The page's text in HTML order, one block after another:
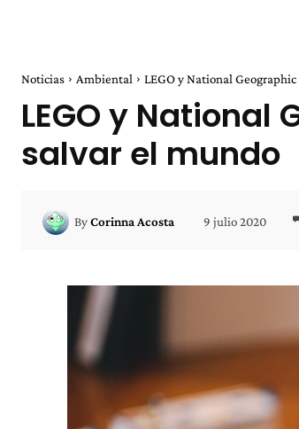
Noticias Ambiental LEGO y National
LEGO y
salvar el mundo
ByCorinna Acosta 9 julio 2020